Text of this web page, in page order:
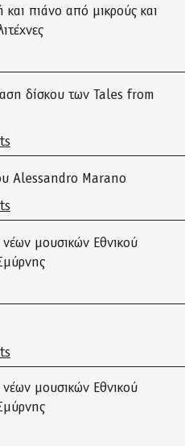
και πιάνο από μικρούς και
δίσκου των Tales from
Alessandro Marano
νέων μουσικών Εθνικού
νέων μουσικών Εθνικού